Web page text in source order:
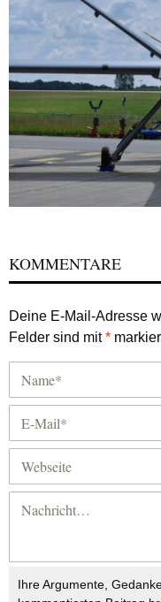
KOMMENTARE
Deine E-Mail-Adresse
Felder sind mit*
Ihre Argumente,